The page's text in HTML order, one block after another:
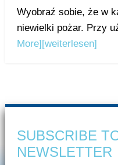
Wyobraź sobie, że w
niewielki pożar. Przy
More] [weiterlesen]
SUBSCRIBE
NEWSLETTER